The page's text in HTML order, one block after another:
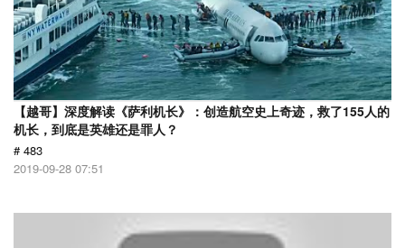
【越哥】深度解读《萨利机长》：创造航空史上奇迹，救了155人的
机长，到底是英雄还是罪人？
# 483
2019-09-28 07:51